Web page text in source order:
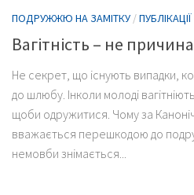
ПОДРУЖЖЮ НА ЗАМІТКУ /ПУБЛІКАЦІЇ
Вагітність – не
Не секрет, що існують випадки,
до шлюбу. Інколи молоді
щоби одружитися. Чому за
вважається перешкодою до
немовби знімається...